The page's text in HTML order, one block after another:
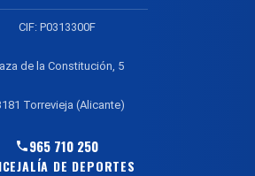
CIF: P0313300F
de la Constitución, 5
Torrevieja (Alicante)
965 710 250
DE DEPORTES